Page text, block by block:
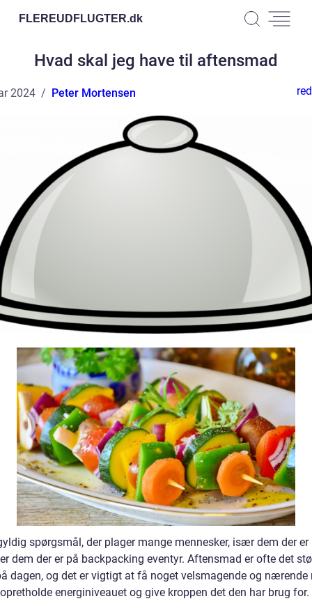
FLEREUDFLUGTER.dk
Hvad skal jeg have til aftensmad
2024 Peter Mortensen
spørgsmål, der plager mange mennesker, især dem der er
dem der er på backpacking eventyr. Aftensmad er ofte det
dagen, og det er vigtigt at få noget velsmagende og nærende
energiniveauet og give kroppen det den har brug for.